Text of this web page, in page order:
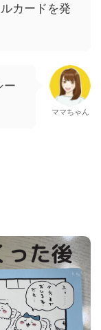
カードを発
ー
ママちゃん